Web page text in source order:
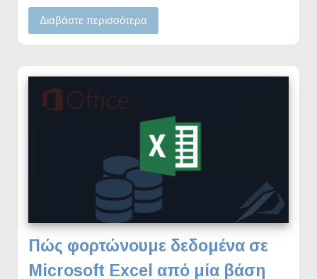
Διαβάστε περισσότερα
Πώς φορτώνουμε δεδομένα σε
Microsoft Excel από μία βάση